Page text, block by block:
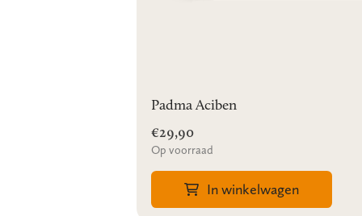
Padma Aciben
€29,90
Op voorraad
In winkelwagen